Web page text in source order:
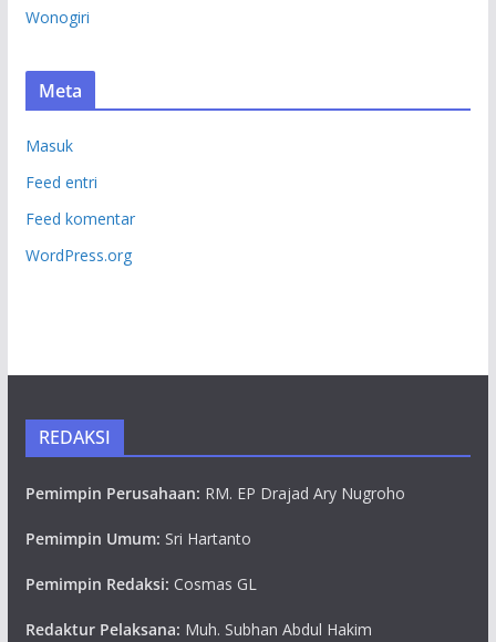
Wonogiri
Meta
Masuk
Feed entri
Feed komentar
WordPress.org
REDAKSI
Pemimpin Perusahaan: RM. EP Drajad Ary Nugroho
Pemimpin Umum: Sri Hartanto
Pemimpin Redaksi: Cosmas GL
Redaktur Pelaksana: Muh. Subhan Abdul Hakim